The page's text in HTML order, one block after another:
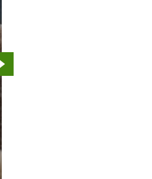
Przejdź do kolejnego zdjęcia.